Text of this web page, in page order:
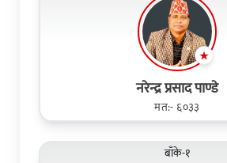
नरेन्द्र प्रसाद पाण्डे
मत:- ६०३३
बाँके-१